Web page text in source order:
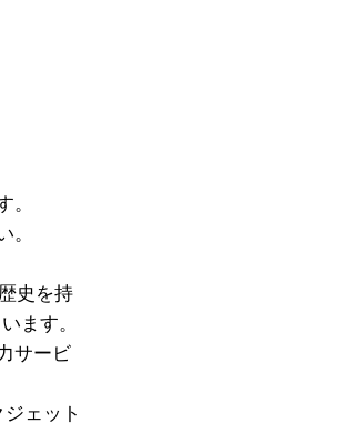
。
。
史を持
ます。
サービ
ェット